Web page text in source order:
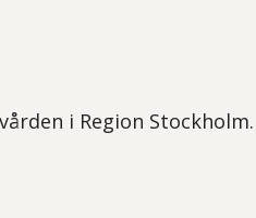
i Region Stockholm.